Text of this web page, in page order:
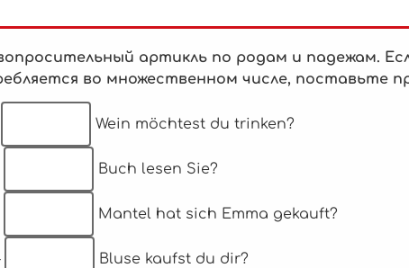
артикль по родам и падежам.
во множественном числе, поставьте
Wein möchtest du trinken?
Buch lesen Sie?
Mantel hat sich Emma gekauft?
Bluse kaufst du dir?